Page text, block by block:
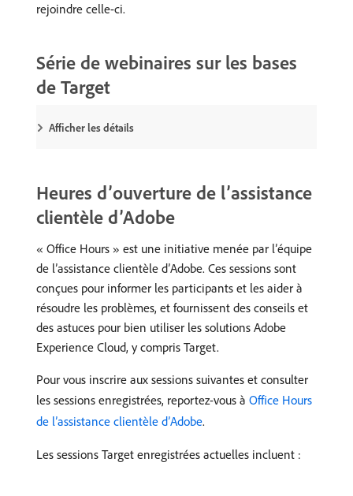
rejoindre celle-ci.
Série de webinaires sur les bases
de Target
Afficher les détails
Heures d’ouverture de l’assistance
clientèle d’Adobe
« Office Hours » est une initiative menée par l’équipe
de l’assistance clientèle d’Adobe. Ces sessions sont
conçues pour informer les participants et les aider à
résoudre les problèmes, et fournissent des conseils et
des astuces pour bien utiliser les solutions Adobe
Experience Cloud, y compris Target.
Pour vous inscrire aux sessions suivantes et consulter
les sessions enregistrées, reportez-vous à Office Hours
de l’assistance clientèle d’Adobe.
Les sessions Target enregistrées actuelles incluent :